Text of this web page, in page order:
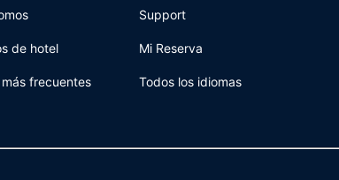
de hotel
frecuentes
Support
Mi Reserva
Todos los idiomas